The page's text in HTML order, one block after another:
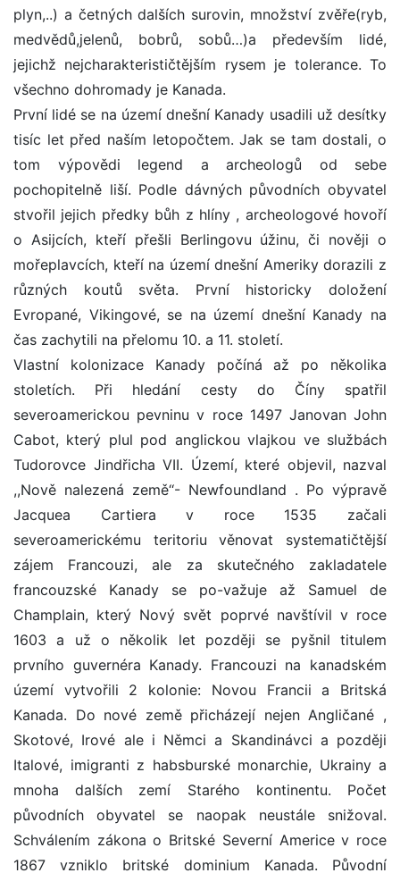
plyn,..) a četných dalších surovin, množství zvěře(ryb,
medvědů,jelenů, bobrů, sobů…)a především lidé,
jejichž nejcharakterističtějším rysem je tolerance. To
všechno dohromady je Kanada.
První lidé se na území dnešní Kanady usadili už desítky
tisíc let před naším letopočtem. Jak se tam dostali, o
tom výpovědi legend a archeologů od sebe
pochopitelně liší. Podle dávných původních obyvatel
stvořil jejich předky bůh z hlíny , archeologové hovoří
o Asijcích, kteří přešli Berlingovu úžinu, či nověji o
mořeplavcích, kteří na území dnešní Ameriky dorazili z
různých koutů světa. První historicky doložení
Evropané, Vikingové, se na území dnešní Kanady na
čas zachytili na přelomu 10. a 11. století.
Vlastní kolonizace Kanady počíná až po několika
stoletích. Při hledání cesty do Číny spatřil
severoamerickou pevninu v roce 1497 Janovan John
Cabot, který plul pod anglickou vlajkou ve službách
Tudorovce Jindřicha VII. Území, které objevil, nazval
,,Nově nalezená země‘‘- Newfoundland . Po výpravě
Jacquea Cartiera v roce 1535 začali
severoamerickému teritoriu věnovat systematičtější
zájem Francouzi, ale za skutečného zakladatele
francouzské Kanady se po-važuje až Samuel de
Champlain, který Nový svět poprvé navštívil v roce
1603 a už o několik let později se pyšnil titulem
prvního guvernéra Kanady. Francouzi na kanadském
území vytvořili 2 kolonie: Novou Francii a Britská
Kanada. Do nové země přicházejí nejen Angličané ,
Skotové, Irové ale i Němci a Skandinávci a později
Italové, imigranti z habsburské monarchie, Ukrainy a
mnoha dalších zemí Starého kontinentu. Počet
původních obyvatel se naopak neustále snižoval.
Schválením zákona o Britské Severní Americe v roce
1867 vzniklo britské dominium Kanada. Původní